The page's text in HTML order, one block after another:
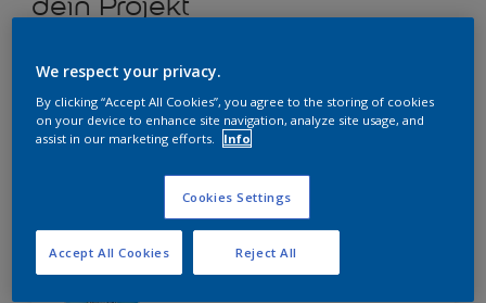
Filter
tönbar auf der Mischmaschine
We respect your privacy.
By clicking “Accept All Cookies”, you agree to the storing of cookies
on your device to enhance site navigation, analyze site usage, and
assist in our marketing efforts.
Info
Cookies Settings
Reject All
Accept All Cookies